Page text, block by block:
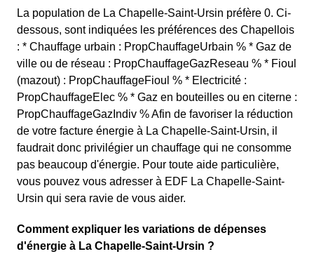
La population de La Chapelle-Saint-Ursin préfère 0. Ci-
dessous, sont indiquées les préférences des Chapellois
: * Chauffage urbain : PropChauffageUrbain % * Gaz de
ville ou de réseau : PropChauffageGazReseau % * Fioul
(mazout) : PropChauffageFioul % * Electricité :
PropChauffageElec % * Gaz en bouteilles ou en citerne :
PropChauffageGazIndiv % Afin de favoriser la réduction
de votre facture énergie à La Chapelle-Saint-Ursin, il
faudrait donc privilégier un chauffage qui ne consomme
pas beaucoup d'énergie. Pour toute aide particulière,
vous pouvez vous adresser à EDF La Chapelle-Saint-
Ursin qui sera ravie de vous aider.
Comment expliquer les variations de dépenses
d'énergie à La Chapelle-Saint-Ursin ?